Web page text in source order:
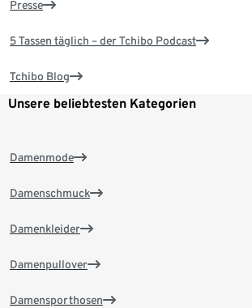
Presse
5 Tassen täglich – der Tchibo Podcast
Tchibo Blog
Unsere beliebtesten Kategorien
Damenmode
Damenschmuck
Damenkleider
Damenpullover
Damensporthosen